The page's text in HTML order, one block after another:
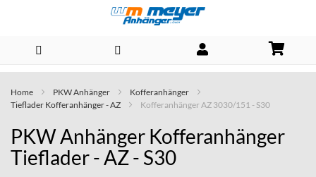
Direkt
zum
Inhalt
Home PKW Anhänger
Kofferanhänger
Tieflader Kofferanhänger - AZ
Kofferanhänger AZ 3030/151 - S30
PKW Anhänger Kofferanhänger
Tieflader - AZ - S30